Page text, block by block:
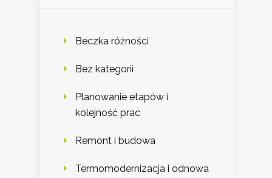
Beczka różności
Bez kategorii
Planowanie etapów i
kolejność prac
Remont i budowa
Termomodernizacja i odnowa